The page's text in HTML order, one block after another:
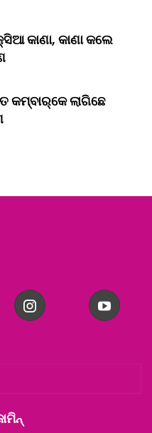
କାଣା, କାଣା କଲେ
କମ୍‌ବାର୍‌କେ ଲାଗିଛେ